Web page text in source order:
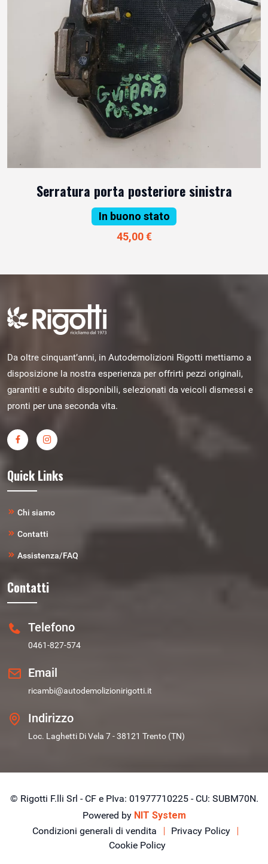
Serratura porta posteriore sinistra
In buono stato
45,00 €
Da oltre cinquant’anni, in Autodemolizioni Rigotti mettiamo a
disposizione la nostra esperienza per offrirti pezzi originali,
garantiti e subito disponibili, selezionati da veicoli dismessi e
pronti per una seconda vita.
Quick Links
Chi siamo
Contatti
Assistenza/FAQ
Contatti
Telefono
0461-827-574
Email
ricambi@autodemolizionirigotti.it
Indirizzo
Loc. Laghetti Di Vela 7 - 38121 Trento (TN)
© Rigotti F.lli Srl - CF e PIva: 01977710225 - CU: SUBM70N.
Powered by NIT System
Condizioni generali di vendita
Privacy Policy
Cookie Policy